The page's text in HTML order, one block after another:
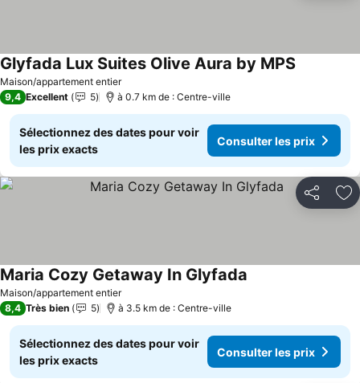
Maison/appartement entier
Glyfada Lux Suites Olive Aura by MPS
9,4 Excellent 5 à 0.7 km de : Centre-ville
Sélectionnez des dates pour voir
les prix exacts
Consulter les prix
Partager
Maison/appartement entier
Maria Cozy Getaway In Glyfada
8,4 Très bien 5 à 3.5 km de : Centre-ville
Sélectionnez des dates pour voir
les prix exacts
Consulter les prix